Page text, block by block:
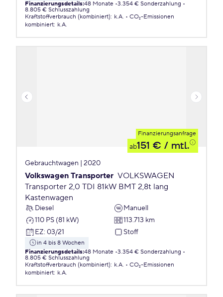
Finanzierungsdetails:48 Monate 3.354 € Sonderzahlung
8.805 € Schlusszahlung
Kraftstoffverbrauch (kombiniert): k.A.
CO₂-Emissionen
kombiniert: k.A.
Finanzierungsanfrage
ab151 € / mtl.
Gebrauchtwagen | 2020
Volkswagen Transporter VOLKSWAGEN
Transporter 2,0 TDI 81kW BMT 2,8t lang
Kastenwagen
Diesel
Manuell
110 PS (81 kW)
113.713 km
EZ: 03/21 Stoff
in 4 bis 8 Wochen
Finanzierungsdetails:48 Monate 3.354 € Sonderzahlung
8.805 € Schlusszahlung
Kraftstoffverbrauch (kombiniert): k.A.
CO₂-Emissionen
kombiniert: k.A.